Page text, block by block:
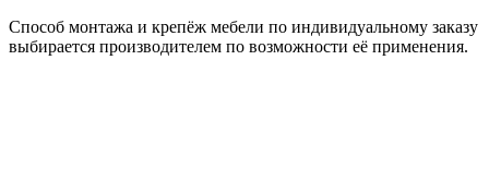
Способ монтажа и крепёж мебели по индивидуальному заказу
выбирается производителем по возможности её применения.